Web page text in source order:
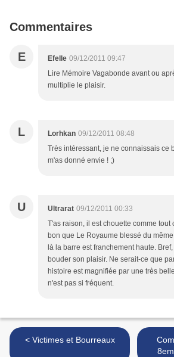
Commentaires
E Efelle 09/12/2011 09:47
Lire Mémoire Vagabonde avant ou
multiplie le plaisir.
L Lorhkan 09/12/2011 08:48
Très intéressant, je ne connaissais ce
m'as donné envie ! ;)
U Ultrarat 09/12/2011 00:33
T'as raison, il est chouette comme tout
bon que Le Royaume blessé du
là la barre est franchement haute.
bouder son plaisir. Ne serait-ce que
histoire est magnifiée par une très
n'est pas si fréquent.
< Victimes et Bourreaux